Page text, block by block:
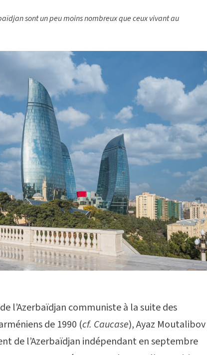
sont un peu moins nombreux que ceux vivant au
l’Azerbaïdjan communiste à la suite des
de 1990 (cf. Caucase), Ayaz Moutalibov
de l’Azerbaïdjan indépendant en septembre